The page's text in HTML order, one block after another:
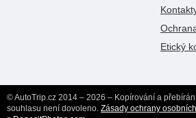
Etický
© AutoTrip.cz 2014 – 2026 – Kopírování a
souhlasu není dovoleno. Zásady ochrany